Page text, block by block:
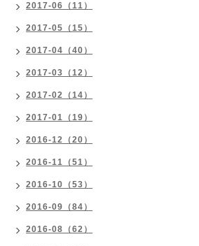
2017-06（11）
2017-05（15）
2017-04（40）
2017-03（12）
2017-02（14）
2017-01（19）
2016-12（20）
2016-11（51）
2016-10（53）
2016-09（84）
2016-08（62）